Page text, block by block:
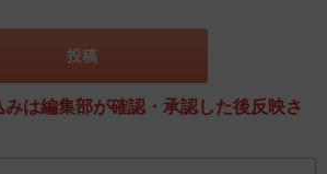
は編集部が確認・承認した後反映さ